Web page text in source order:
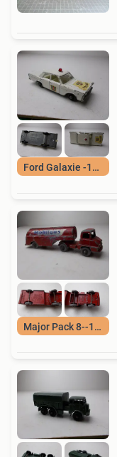
Ford Galaxie -1966
Major Pack 8--1960